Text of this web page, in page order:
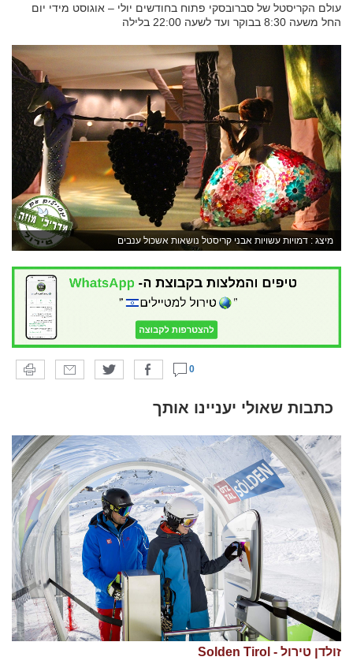
עולם הקריסטל של סברובסקי פתוח בחודשים יולי – אוגוסט מידי יום
החל משעה 8:30 בבוקר ועד לשעה 22:00 בלילה
מיצג : דמויות עשויות אבני קריסטל נושאות אשכול ענבים
0
כתבות שאולי יעניינו אותך
זולדן טירול - Solden Tirol